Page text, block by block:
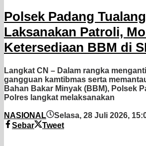
Polsek Padang Tualang
Laksanakan Patroli,
Ketersediaan BBM di
Langkat CN – Dalam rangka
gangguan kamtibmas serta
Bahan Bakar Minyak (BBM), Polsek
Polres langkat melaksanakan
NASIONAL Selasa, 28 Juli 2026,
Sebar
Tweet